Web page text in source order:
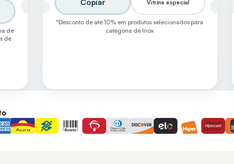
de
de
Copiar Vitrine especial
*Desconto de até 10% em produtos selecionados para
categoria de Inox